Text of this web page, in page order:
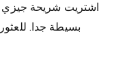
بسيطة جدا.